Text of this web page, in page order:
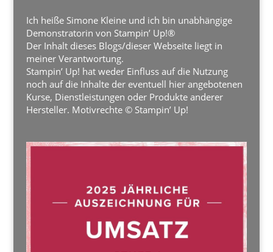
Ich heiße Simone Kleine und ich bin unabhängige
Demonstratorin von Stampin’ Up!®
Der Inhalt dieses Blogs/dieser Webseite liegt in
meiner Verantwortung.
Stampin’ Up! hat weder Einfluss auf die Nutzung
noch auf die Inhalte der eventuell hier angebotenen
Kurse, Dienstleistungen oder Produkte anderer
Hersteller. Motivrechte © Stampin’ Up!